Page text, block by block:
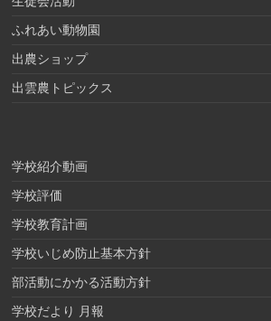
ふれあい動物園
出農ショップ
出雲農トピックス
学校紹介動画
学校評価
学校教育計画
学校いじめ防止基本方針
部活動にかかる活動方針
学校だより 月報